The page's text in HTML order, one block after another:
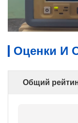
Оценки И
Общий